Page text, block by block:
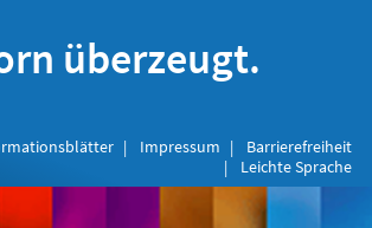
überzeugt.
Impressum
Barrierefreiheit
Leichte Sprache